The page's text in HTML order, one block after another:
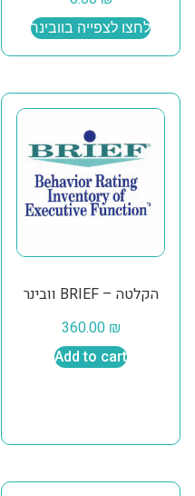
לחצו לצפייה בוובינר
וובינר BRIEF – הקלטה
360.00 ₪
Add to cart